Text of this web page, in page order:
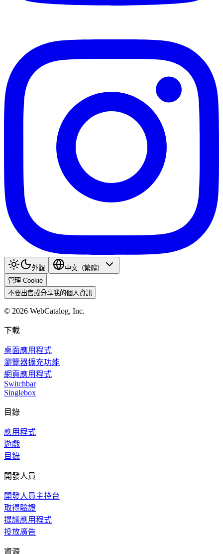
外觀
中文（繁體）
管理 Cookie
不要出售或分享我的個人資訊
© 2026 WebCatalog, Inc.
下載
桌面應用程式
瀏覽器擴充功能
網頁應用程式
Switchbar
Singlebox
目錄
應用程式
遊戲
目錄
開發人員
開發人員主控台
取得驗證
提議應用程式
投放廣告
資源